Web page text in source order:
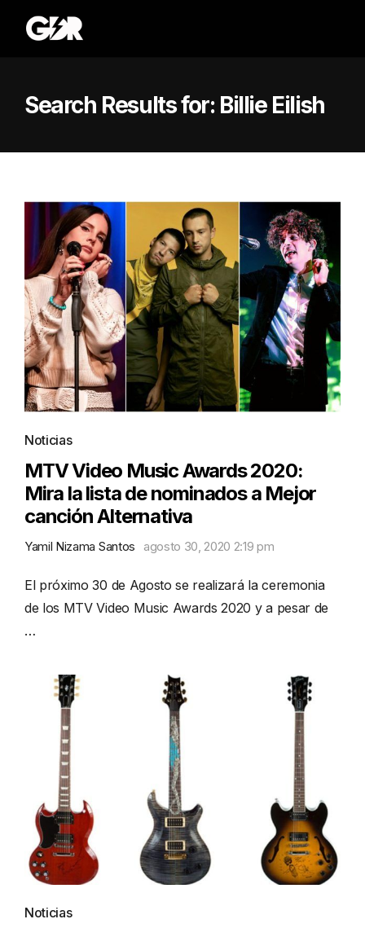
Search Results for: Billie Eilish
Noticias
MTV Video Music Awards 2020:
Mira la lista de nominados a Mejor
canción Alternativa
Yamil Nizama Santos agosto 30, 2020 2:19 pm
El próximo 30 de Agosto se realizará la ceremonia
de los MTV Video Music Awards 2020 y a pesar de
…
Noticias